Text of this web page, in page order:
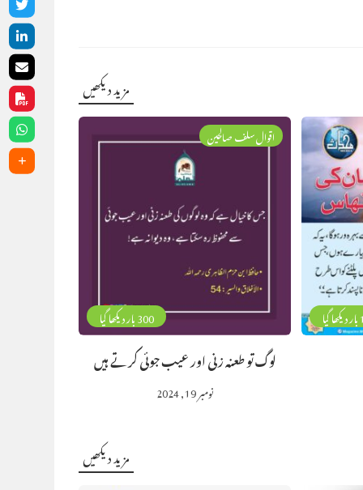
مزید دیکھیں
300 بار دیکھا گیا
اقوال سلف صالحین
لوگ تو طعنہ زنی اور عیب جوئی کرتے ہیں
نومبر 19, 2024
مزید دیکھیں